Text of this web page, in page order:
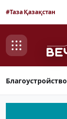
#Таза Қазақстан
Благоустройство